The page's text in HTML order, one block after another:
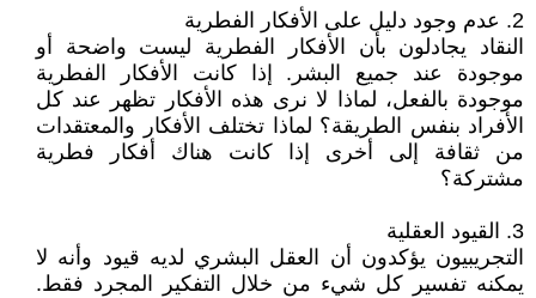
2. عدم وجود دليل على الأفكار الفطرية
النقاد يجادلون بأن الأفكار الفطرية ليست واضحة أو
موجودة عند جميع البشر. إذا كانت الأفكار الفطرية
موجودة بالفعل، لماذا لا نرى هذه الأفكار تظهر عند كل
الأفراد بنفس الطريقة؟ لماذا تختلف الأفكار والمعتقدات
من ثقافة إلى أخرى إذا كانت هناك أفكار فطرية
مشتركة؟
3. القيود العقلية
التجريبيون يؤكدون أن العقل البشري لديه قيود وأنه لا
يمكنه تفسير كل شيء من خلال التفكير المجرد فقط.